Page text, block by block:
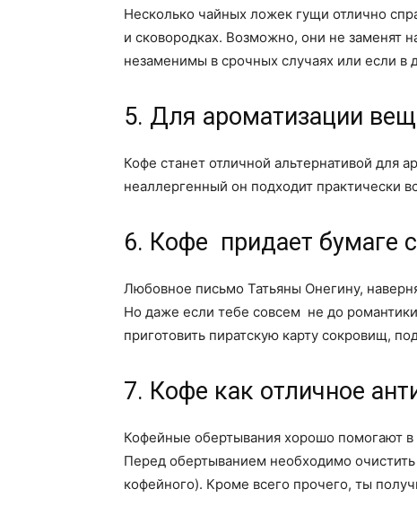
Несколько чайных ложек гущи отлично
и сковородках. Возможно, они не заменят
незаменимы в срочных случаях или если в
5. Для ароматизации
Кофе станет отличной альтернативой для
неаллергенный он подходит практически
6. Кофе придает бумаге
Любовное письмо Татьяны Онегину,
Но даже если тебе совсем не до
приготовить пиратскую карту сокровищ,
7. Кофе как отличное
Кофейные обертывания хорошо помогают
Перед обертыванием необходимо
кофейного). Кроме всего прочего, ты